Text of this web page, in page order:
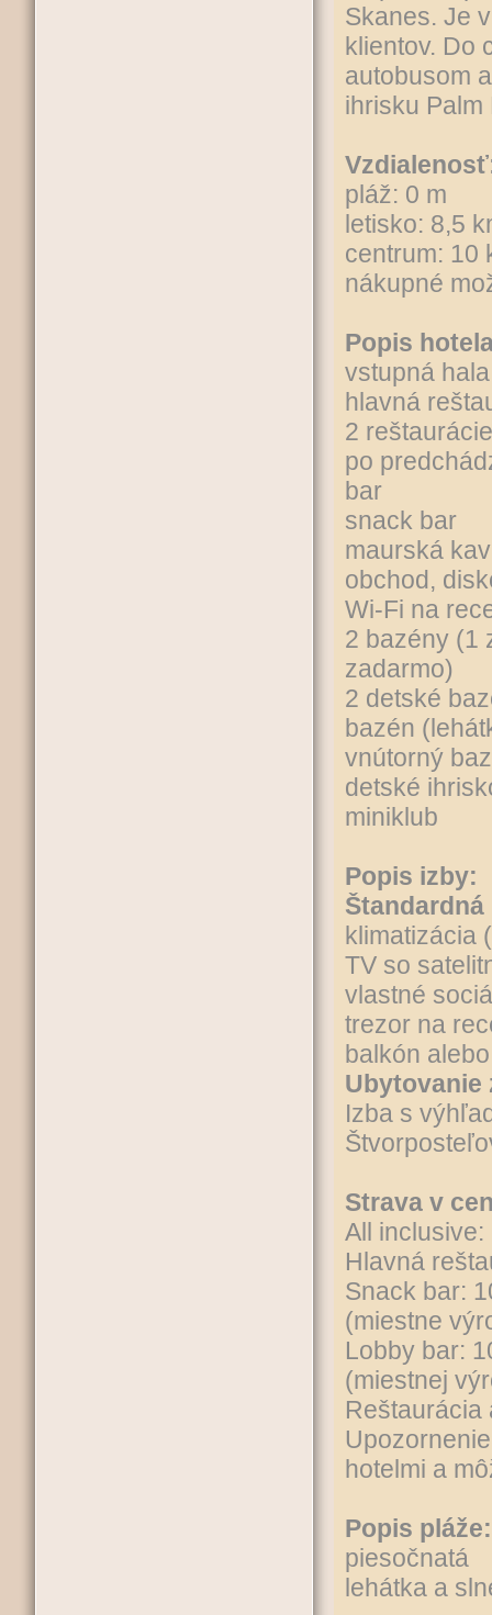
Skanes. Je
klientov. Do
autobusom
ihrisku Palm
pláž: 0 m
letisko: 8,5
centrum: 10
nákupné
Popis
vstupná
hlavná
2
po
bar
snack bar
maurská
obchod,
Wi-Fi na
2 bazény (1
zadarmo)
2 detské
bazén
vnútorný
detské
miniklub
Popis izby:
Štandardná
klimatizácia
TV so
vlastné
trezor na
balkón
Ubytovanie
Izba s
Strava v
All inclusive:
Hlavná
Snack bar:
(miestne
Lobby bar:
(miestnej
Reštaurácia
hotelmi a
Popis pláže:
piesočnatá
lehátka a